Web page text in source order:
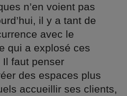
n’en voient pas
il y a tant de
avec le
qui a explosé ces
faut penser
des espaces plus
accueillir ses clients,